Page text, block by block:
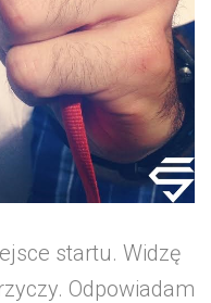
startu. Widzę
Odpowiadam